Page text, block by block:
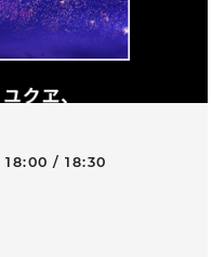
18:00 18:30